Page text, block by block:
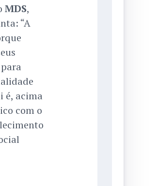
MDS,
“A
é, acima
com o